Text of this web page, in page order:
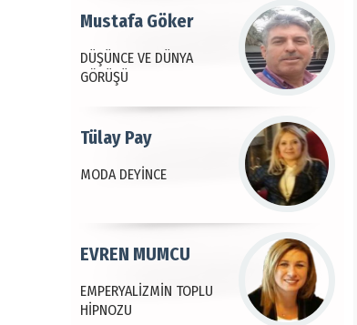
DÜŞÜNCE VE DÜNYA
GÖRÜŞÜ
Mustafa Göker
MODA DEYİNCE
Tülay Pay
EMPERYALİZMİN TOPLU
HİPNOZU
EVREN MUMCU